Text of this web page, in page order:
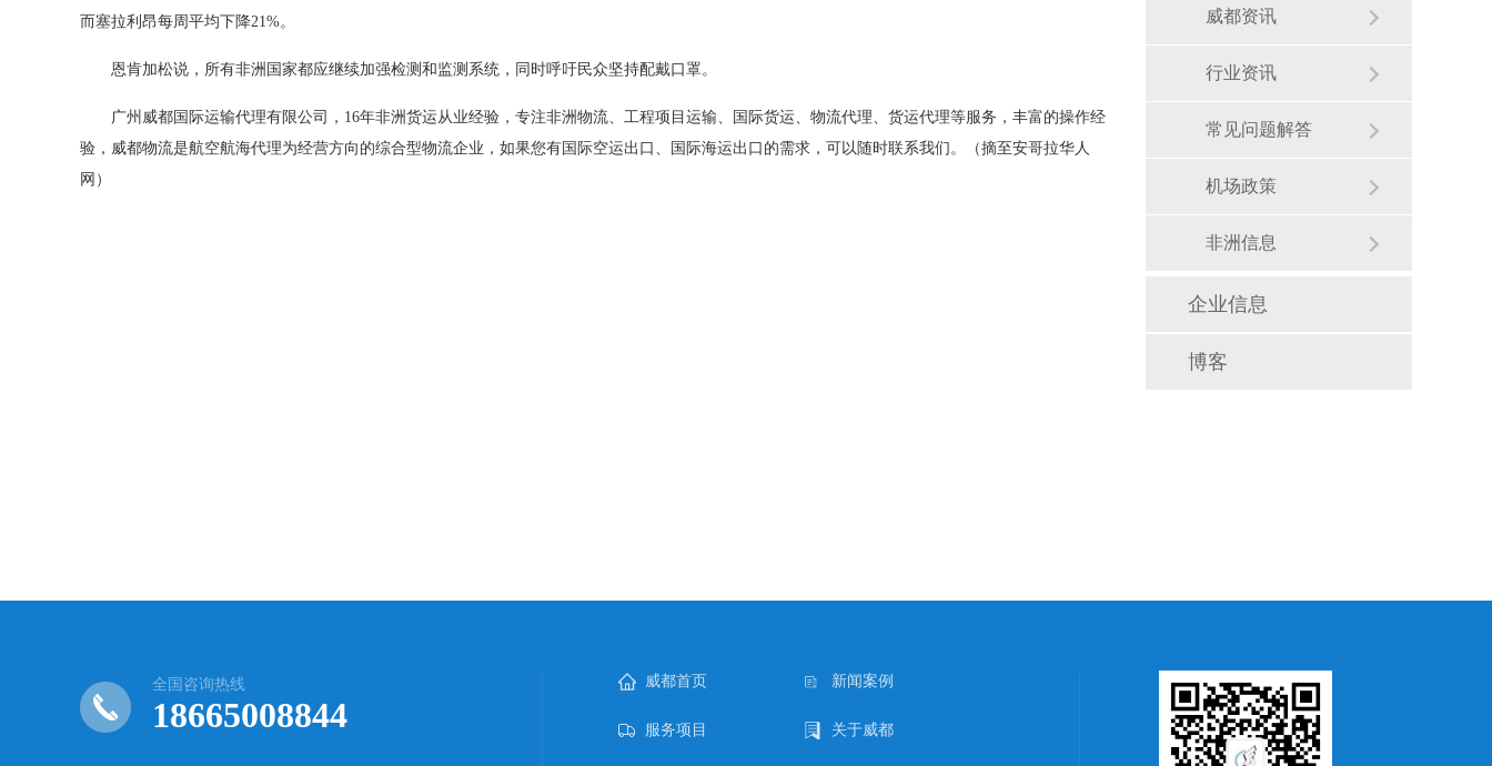
而塞拉利昂每周平均下降21%。
恩肯加松说，所有非洲国家都应继续加强检测和监测系统，同时呼吁民众坚持配戴口罩。
广州威都国际运输代理有限公司，16年非洲货运从业经验，专注非洲物流、工程项目运输、国际货运、物流代理、货运代理等服务，丰富的操作经
验，威都物流是航空航海代理为经营方向的综合型物流企业，如果您有国际空运出口、国际海运出口的需求，可以随时联系我们。（摘至安哥拉华人
网）
威都资讯
行业资讯
常见问题解答
机场政策
非洲信息
企业信息
博客
全国咨询热线
18665008844
威都首页 新闻案例
服务项目 关于威都